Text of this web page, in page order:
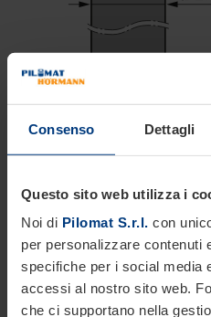
Consenso Dettagli
Questo sito web utilizza i
Noi di Pilomat S.r.l. con
per personalizzare contenuti
specifiche per i social media
accessi al nostro sito web.
che ci supportano nella